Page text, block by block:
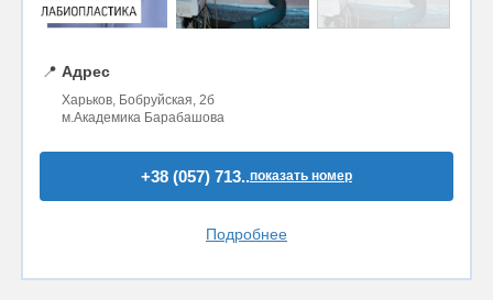
📍 Адрес
Харьков, Бобруйская, 2б
м.Академика Барабашова
+38 (057) 713..показать номер
Подробнее